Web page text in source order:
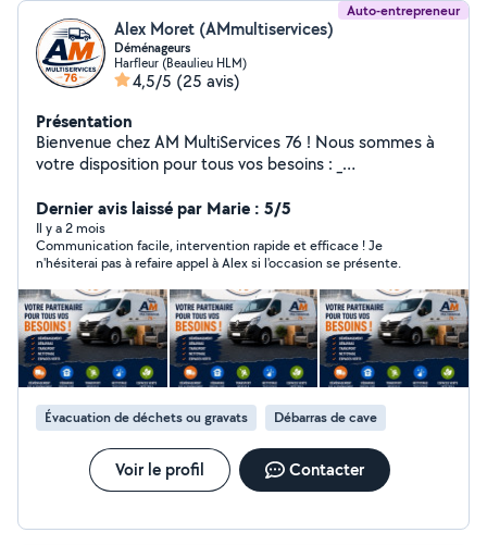
Auto-entrepreneur
Alex Moret (AMmultiservices)
Déménageurs
Harfleur (Beaulieu HLM)
4,5/5 (25 avis)
Présentation
Bienvenue chez AM MultiServices 76 ! Nous sommes à
votre disposition pour tous vos besoins : _
chargement et déchargerment, Transport de meubles
colis ect ..., Débarras de maisons, caves, greniers,
garages et jardins, Nettoyage intérieur et extérieur,
espaces verts , Le Havre et alentours (76) Contactez-
nous dès aujourd'hui pour un devis gratuit !
Dernier avis laissé par Marie : 5/5
Il y a 2 mois
Communication facile, intervention rapide et efficace ! Je
n'hésiterai pas à refaire appel à Alex si l'occasion se présente.
Évacuation de déchets ou gravats Débarras de cave
Voir le profil Contacter